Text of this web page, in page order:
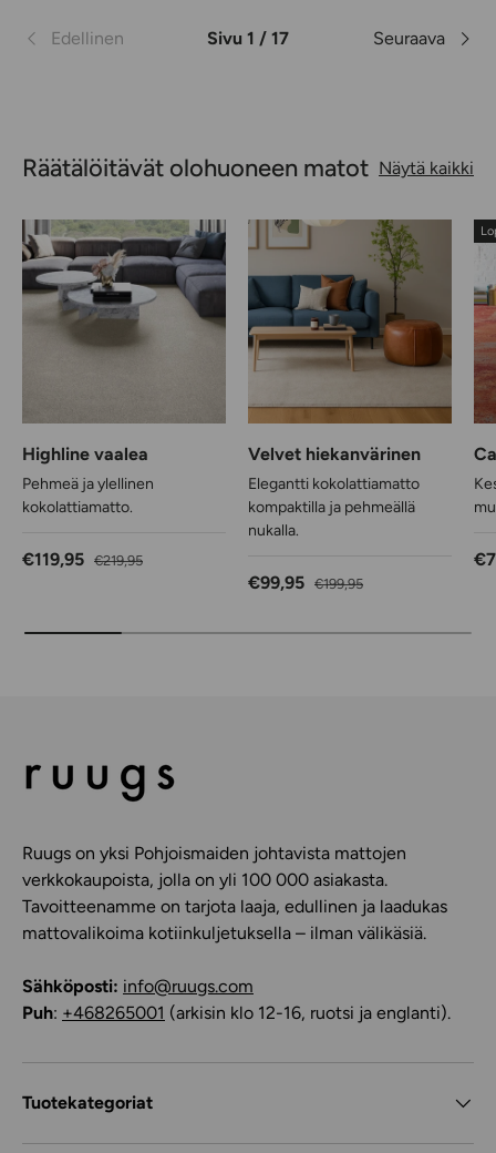
Edellinen Sivu 1 / 17 Seuraava
Räätälöitävät olohuoneen matot Näytä kaikki
Highline vaalea
Pehmeä ja ylellinen
kokolattiamatto.
Alennushinta
€119,95 Normaalihinta
€219,95
Velvet hiekanvärinen
Elegantti kokolattiamatto
kompaktilla ja pehmeällä
nukalla.
Alennushinta
€99,95 Normaalihinta
€199,95
Ruugs on yksi Pohjoismaiden johtavista mattojen
verkkokaupoista, jolla on yli 100 000 asiakasta.
Tavoitteenamme on tarjota laaja, edullinen ja laadukas
mattovalikoima kotiinkuljetuksella – ilman välikäsiä.
Sähköposti: info@ruugs.com
Puh: +468265001 (arkisin klo 12-16, ruotsi ja englanti).
Tuotekategoriat